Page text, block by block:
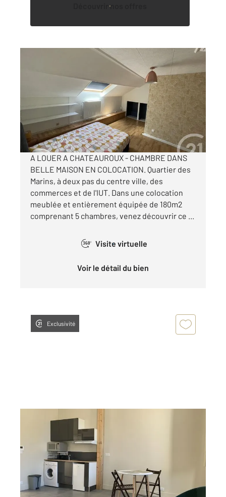
Découvrir nos offres
Appartement Chambre à louer
500 €
par mois charges comprises
A LOUER A CHATEAUROUX - CHAMBRE DANS
BELLE MAISON EN COLOCATION. Quartier des
Marins, à deux pas du centre ville, des
commerces et de l'IUT. Dans une colocation
meublée et entièrement équipée de 180m2
comprenant 5 chambres, venez découvrir ce ...
360° Visite virtuelle
Voir le détail du bien
Exclusivité
CHATEAUROUX 36
, 1 pièce
Ref : 10411
Appartement F1 à louer
457,08 €
par mois charges comprises